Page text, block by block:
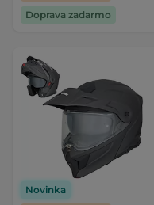
Doprava zadarmo
Novinka